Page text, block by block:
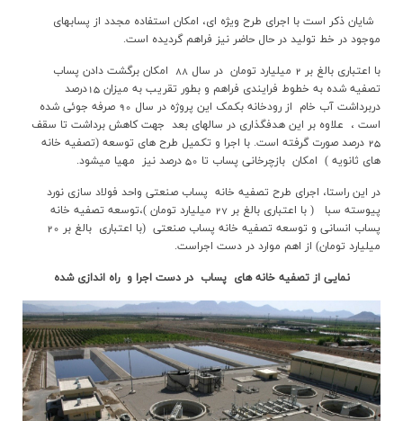
شايان ذكر است با اجراي طرح ويژه اي، امكان استفاده مجدد از پسابهاي
موجود در خط توليد در حال حاضر نيز فراهم گرديده است.
با اعتباري بالغ بر 2 ميليارد تومان در سال 88 امکان برگشت دادن پساب
تصفيه شده به خطوط فرايندي فراهم و بطور تقريب به ميزان 15درصد
دربرداشت آب خام از رودخانه بکمک اين پروژه در سال 90 صرفه جوئي شده
است ، علاوه بر اين هدفگذاري در سالهای بعد جهت کاهش برداشت تا سقف
25 درصد صورت گرفته است. با اجرا و تکميل طرح هاي توسعه (تصفيه خانه
هاي ثانويه ) امکان بازچرخاني پساب تا 50 درصد نيز مهيا ميشود.
در این راستا، اجراي طرح تصفيه خانه پساب صنعتي واحد فولاد سازي نورد
پيوسته سبا ( با اعتباري بالغ بر 27 ميليارد تومان )،توسعه تصفيه خانه
پساب انساني و توسعه تصفيه خانه پساب صنعتي (با اعتباري بالغ بر 20
ميليارد تومان) از اهم موارد در دست اجراست.
نمایی از تصفیه خانه های پساب در دست اجرا و راه اندازی شده